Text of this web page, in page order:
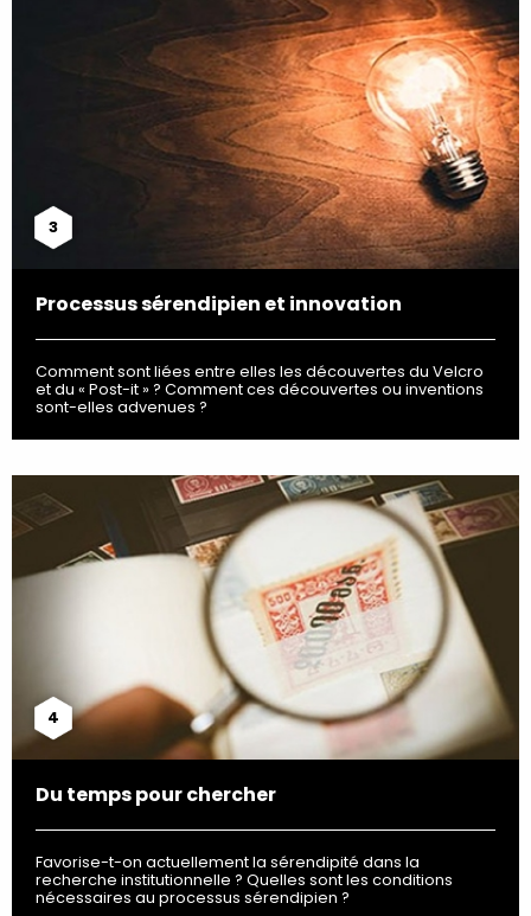
3
Processus sérendipien et innovation
Comment sont liées entre elles les découvertes du Velcro
et du « Post-it » ? Comment ces découvertes ou inventions
sont-elles advenues ?
4
Du temps pour chercher
Favorise-t-on actuellement la sérendipité dans la
recherche institutionnelle ? Quelles sont les conditions
nécessaires au processus sérendipien ?